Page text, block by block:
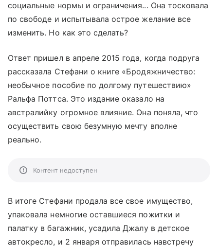
социальные нормы и ограничения... Она тосковала
по свободе и испытывала острое желание все
изменить. Но как это сделать?
Ответ пришел в апреле 2015 года, когда подруга
рассказала Стефани о книге «Бродяжничество:
необычное пособие по долгому путешествию»
Ральфа Поттса. Это издание оказало на
австралийку огромное влияние. Она поняла, что
осуществить свою безумную мечту вполне
реально.
Контент недоступен
В итоге Стефани продала все свое имущество,
упаковала немногие оставшиеся пожитки и
палатку в багажник, усадила Джалу в детское
автокресло, и 2 января отправилась навстречу